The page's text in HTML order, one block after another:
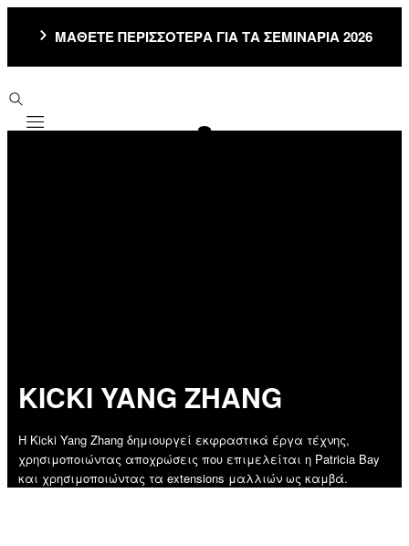
ΜΑΘΕΤΕ ΠΕΡΙΣΣΟΤΕΡΑ ΓΙΑ ΤΑ ΣΕΜΙΝΑΡΙΑ 2026
Mobile navigation
KICKI YANG ZHANG
Η Kicki Yang Zhang δημιουργεί εκφραστικά έργα τέχνης,
χρησιμοποιώντας αποχρώσεις που επιμελείται η Patricia Bay
και χρησιμοποιώντας τα extensions μαλλιών ως καμβά.